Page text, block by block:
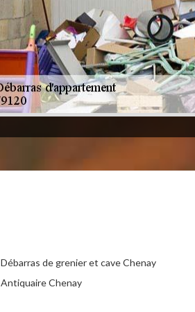
Débarras de grenier et cave Chenay
Antiquaire Chenay